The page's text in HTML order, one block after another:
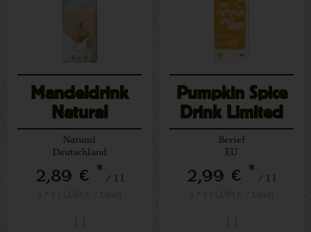
Mandeldrink
Natural
Natumi
Deutschland
2,89 € * / 1 l
Pumpkin Spice
Drink Limited
Edition
Berief
EU
2,99 € * / 1 l